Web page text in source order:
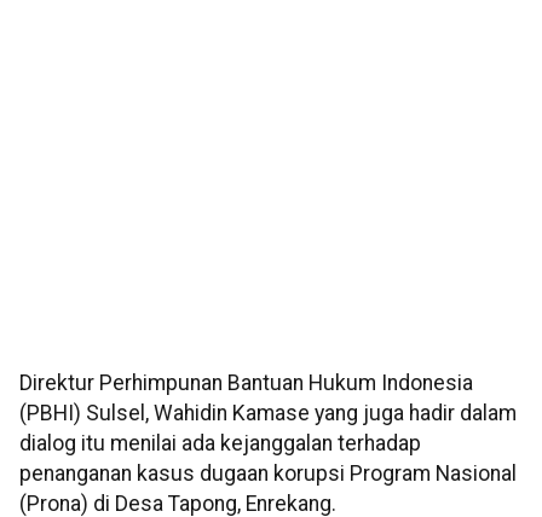
Direktur Perhimpunan Bantuan Hukum Indonesia
(PBHI) Sulsel, Wahidin Kamase yang juga hadir dalam
dialog itu menilai ada kejanggalan terhadap
penanganan kasus dugaan korupsi Program Nasional
(Prona) di Desa Tapong, Enrekang.